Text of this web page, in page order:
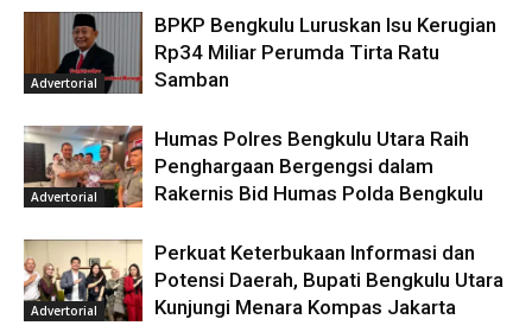
Advertorial
BPKP Bengkulu Luruskan Isu Kerugian
Rp34 Miliar Perumda Tirta Ratu
Samban
Advertorial
Humas Polres Bengkulu Utara Raih
Penghargaan Bergengsi dalam
Rakernis Bid Humas Polda Bengkulu
Advertorial
Perkuat Keterbukaan Informasi dan
Potensi Daerah, Bupati Bengkulu Utara
Kunjungi Menara Kompas Jakarta